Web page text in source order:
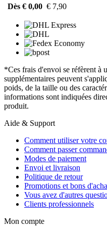
Dès € 0,00 € 7,90
*Ces frais d'envoi se réfèrent à
supplémentaires peuvent
poids, de la taille ou des
informations sont indiquées
produit.
Aide & Support
Comment utiliser votre
Comment passer
Modes de paiement
Envoi et livraison
Politique de retour
Promotions et bons
Vous avez d'autres
Clients professionnels
Mon compte